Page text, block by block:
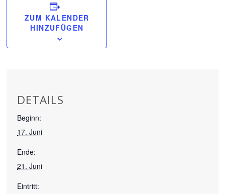
ZUM KALENDER
HINZUFÜGEN
DETAILS
Beginn:
17. Juni
Ende:
21. Juni
Eintritt: